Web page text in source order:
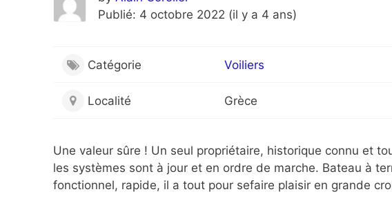
Publié: 4 octobre 2022 (il y a 4 ans)
Catégorie Voiliers
Localité Grèce
Une valeur sûre ! Un seul propriétaire, historique connu et
les systèmes sont à jour et en ordre de marche. Bateau à
fonctionnel, rapide, il a tout pour sefaire plaisir en grande